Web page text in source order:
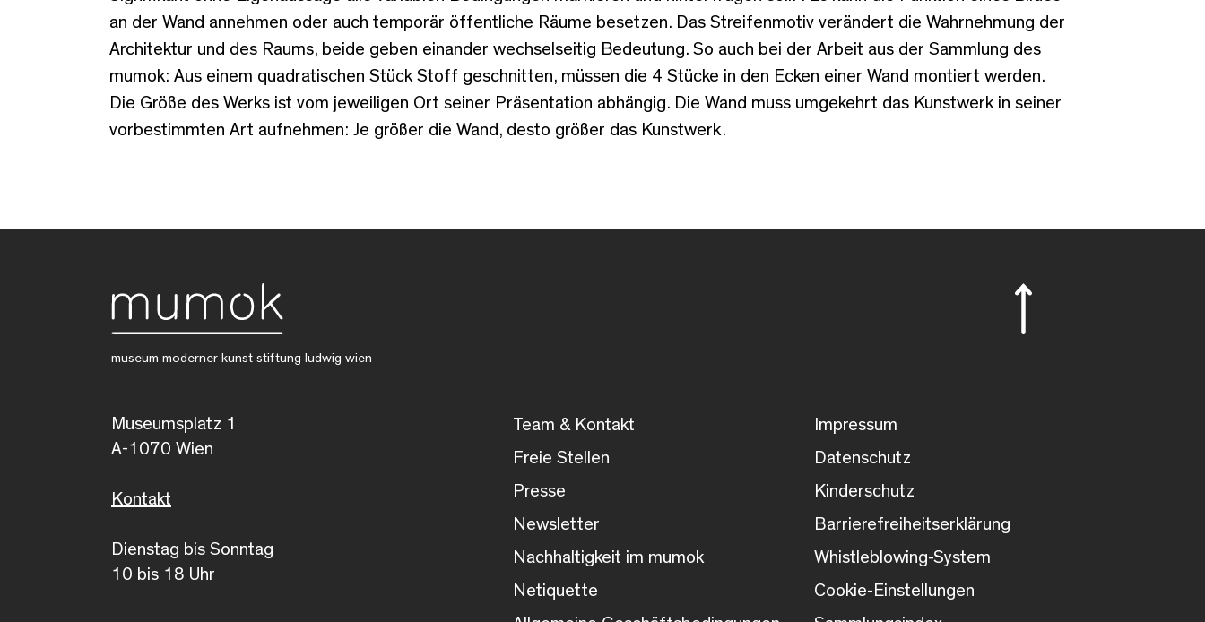
an der Wand annehmen oder auch temporär öffentliche Räume besetzen. Das Streifenmotiv verändert die Wahrnehmung der
Architektur und des Raums, beide geben einander wechselseitig Bedeutung. So auch bei der Arbeit aus der Sammlung des
mumok: Aus einem quadratischen Stück Stoff geschnitten, müssen die 4 Stücke in den Ecken einer Wand montiert werden.
Die Größe des Werks ist vom jeweiligen Ort seiner Präsentation abhängig. Die Wand muss umgekehrt das Kunstwerk in seiner
vorbestimmten Art aufnehmen: Je größer die Wand, desto größer das Kunstwerk.
museum moderner kunst stiftung ludwig wien
Museumsplatz 1
A-1070 Wien
Kontakt
Dienstag bis Sonntag
10 bis 18 Uhr
Team & Kontakt
Freie Stellen
Presse
Newsletter
Nachhaltigkeit im mumok
Netiquette
Impressum
Datenschutz
Kinderschutz
Barrierefreiheitserklärung
Whistleblowing-System
Cookie-Einstellungen